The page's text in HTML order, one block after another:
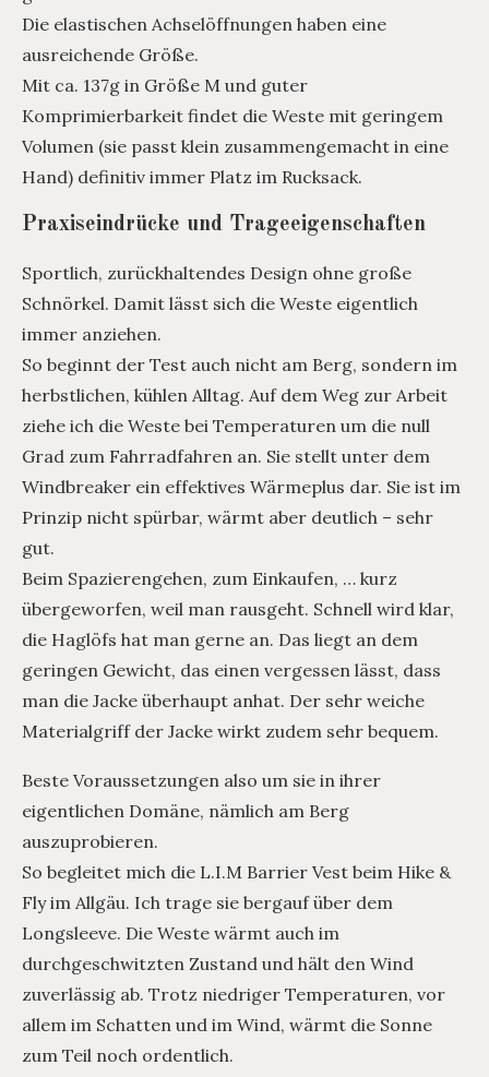
Die elastischen Achselöffnungen haben eine
ausreichende Größe.
Mit ca. 137g in Größe M und guter
Komprimierbarkeit findet die Weste mit geringem
Volumen (sie passt klein zusammengemacht in eine
Hand) definitiv immer Platz im Rucksack.
Praxiseindrücke und Trageeigenschaften
Sportlich, zurückhaltendes Design ohne große
Schnörkel. Damit lässt sich die Weste eigentlich
immer anziehen.
So beginnt der Test auch nicht am Berg, sondern im
herbstlichen, kühlen Alltag. Auf dem Weg zur Arbeit
ziehe ich die Weste bei Temperaturen um die null
Grad zum Fahrradfahren an. Sie stellt unter dem
Windbreaker ein effektives Wärmeplus dar. Sie ist im
Prinzip nicht spürbar, wärmt aber deutlich – sehr
gut.
Beim Spazierengehen, zum Einkaufen, … kurz
übergeworfen, weil man rausgeht. Schnell wird klar,
die Haglöfs hat man gerne an. Das liegt an dem
geringen Gewicht, das einen vergessen lässt, dass
man die Jacke überhaupt anhat. Der sehr weiche
Materialgriff der Jacke wirkt zudem sehr bequem.
Beste Voraussetzungen also um sie in ihrer
eigentlichen Domäne, nämlich am Berg
auszuprobieren.
So begleitet mich die L.I.M Barrier Vest beim Hike &
Fly im Allgäu. Ich trage sie bergauf über dem
Longsleeve. Die Weste wärmt auch im
durchgeschwitzten Zustand und hält den Wind
zuverlässig ab. Trotz niedriger Temperaturen, vor
allem im Schatten und im Wind, wärmt die Sonne
zum Teil noch ordentlich.